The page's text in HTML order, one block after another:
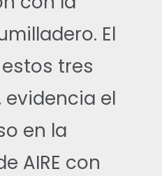
El
tres
evidencia el
en la
AIRE con